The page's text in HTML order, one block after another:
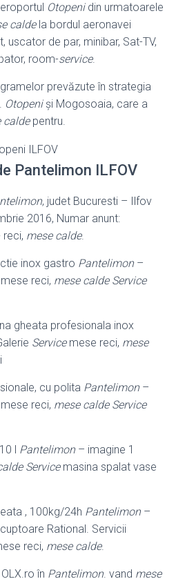
Otopenidin urmatoarele
caldela bordul aeronavei
uscator de par, minibar, Sat-TV,
room-service.
prevăzute în strategia
Otopeniși Mogosoaia, care a
caldepentru.
Pantelimon ILFOV
, judet Bucuresti – Ilfov
2016, Numar anunt:
mese calde.
inox gastro Pantelimon–
reci, mese calde Service
gheata profesionala inox
Servicemese reci, mese
cu polita Pantelimon–
reci, mese calde Service
l Pantelimon– imagine 1
Servicemasina spalat vase
, 100kg/24h Pantelimon–
Rational. Servicii
reci, mese calde.
în Pantelimon. vand mese